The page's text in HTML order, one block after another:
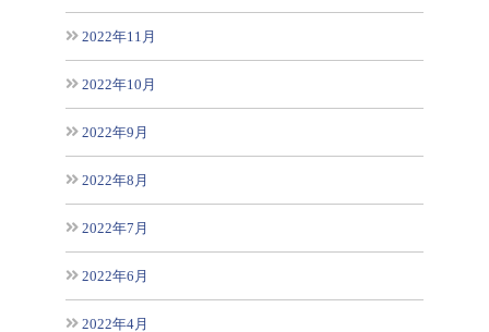
2022年11月
2022年10月
2022年9月
2022年8月
2022年7月
2022年6月
2022年4月